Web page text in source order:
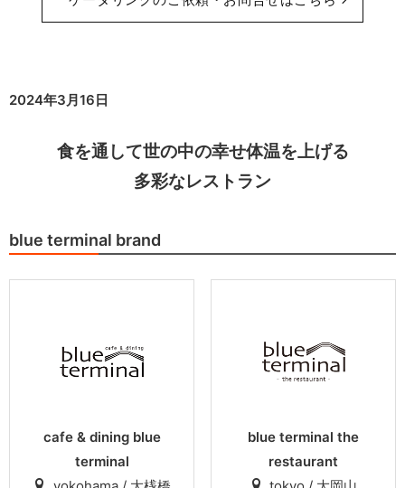
2024年3月16日
食を通して世の中の幸せ体温を上げる
多彩なレストラン
blue terminal brand
cafe & dining blue
terminal
blue terminal the
restaurant